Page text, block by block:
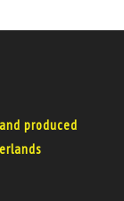
produced